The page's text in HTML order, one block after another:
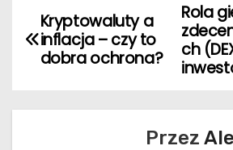
N
a
Rola
ch
Kryptowaluty a
inflacja – czy to
dobra ochrona?
Przez